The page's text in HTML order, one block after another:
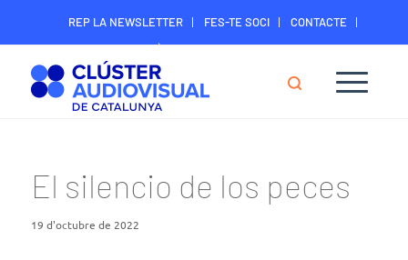
REP LA NEWSLETTER FES-TE SOCI
CONTACTE
ÀREA DIGITAL SOCIS
El silencio de los peces
19 d'octubre de 2022